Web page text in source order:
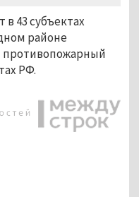
43 субъектах
районе
противопожарный
РФ.